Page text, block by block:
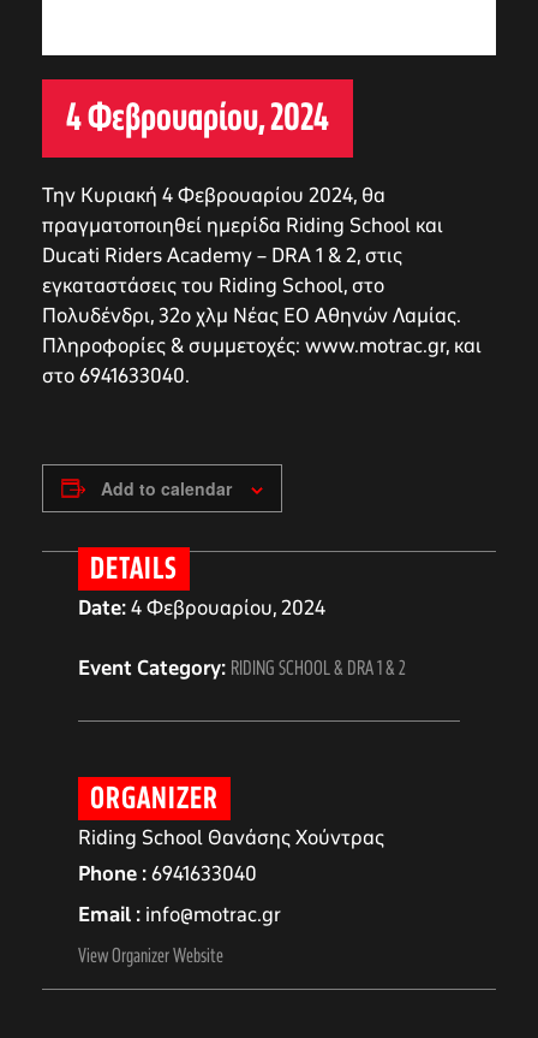
4 Φεβρουαρίου, 2024
Την Κυριακή 4 Φεβρουαρίου 2024, θα
πραγματοποιηθεί ημερίδα Riding School και
Ducati Riders Academy – DRA 1 & 2, στις
εγκαταστάσεις του Riding School, στο
Πολυδένδρι, 32ο χλμ Νέας ΕΟ Αθηνών Λαμίας.
Πληροφορίες & συμμετοχές: www.motrac.gr, και
στο 6941633040.
Add to calendar
DETAILS
Date:4 Φεβρουαρίου, 2024
Event Category: RIDING SCHOOL & DRA 1 & 2
ORGANIZER
Riding School Θανάσης Χούντρας
Phone 6941633040
Email info@motrac.gr
View Organizer Website